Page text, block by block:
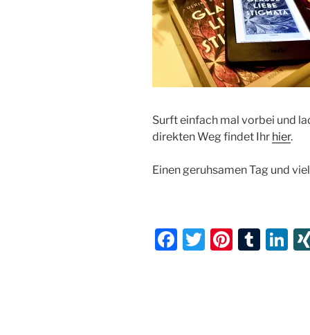
Surft einfach mal vorbei und
direkten Weg findet Ihr hier.
Einen geruhsamen Tag und
F
T
Pi T
Li